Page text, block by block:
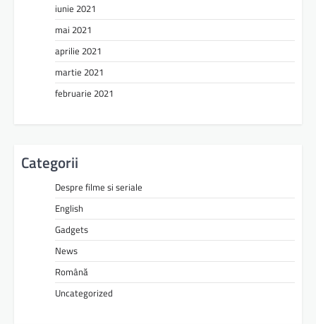
iunie 2021
mai 2021
aprilie 2021
martie 2021
februarie 2021
Categorii
Despre filme si seriale
English
Gadgets
News
Română
Uncategorized